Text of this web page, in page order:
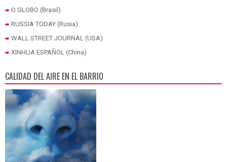
O GLOBO (Brasil)
RUSSIA TODAY (Rusia)
WALL STREET JOURNAL (USA)
XINHUA ESPAÑOL (China)
CALIDAD DEL AIRE EN EL BARRIO